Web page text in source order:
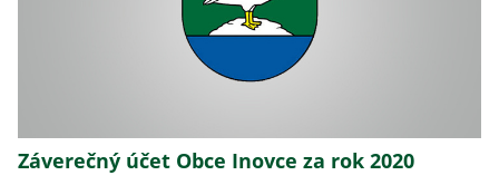
Záverečný účet Obce Inovce za rok 2020